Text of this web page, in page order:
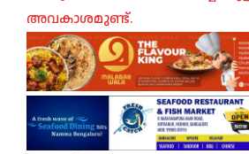
അവകാശമുണ്ട്.